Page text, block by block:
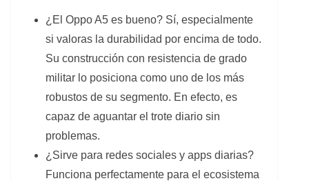
¿El Oppo A5 es bueno? Sí, especialmente
si valoras la durabilidad por encima de todo.
Su construcción con resistencia de grado
militar lo posiciona como uno de los más
robustos de su segmento. En efecto, es
capaz de aguantar el trote diario sin
problemas.
¿Sirve para redes sociales y apps diarias?
Funciona perfectamente para el ecosistema